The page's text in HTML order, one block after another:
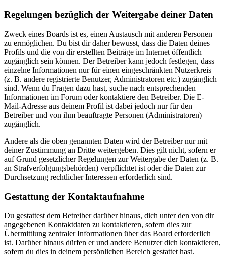
Regelungen bezüglich der Weitergabe deiner Daten
Zweck eines Boards ist es, einen Austausch mit anderen Personen
zu ermöglichen. Du bist dir daher bewusst, dass die Daten deines
Profils und die von dir erstellten Beiträge im Internet öffentlich
zugänglich sein können. Der Betreiber kann jedoch festlegen, dass
einzelne Informationen nur für einen eingeschränkten Nutzerkreis
(z. B. andere registrierte Benutzer, Administratoren etc.) zugänglich
sind. Wenn du Fragen dazu hast, suche nach entsprechenden
Informationen im Forum oder kontaktiere den Betreiber. Die E-
Mail-Adresse aus deinem Profil ist dabei jedoch nur für den
Betreiber und von ihm beauftragte Personen (Administratoren)
zugänglich.
Andere als die oben genannten Daten wird der Betreiber nur mit
deiner Zustimmung an Dritte weitergeben. Dies gilt nicht, sofern er
auf Grund gesetzlicher Regelungen zur Weitergabe der Daten (z. B.
an Strafverfolgungsbehörden) verpflichtet ist oder die Daten zur
Durchsetzung rechtlicher Interessen erforderlich sind.
Gestattung der Kontaktaufnahme
Du gestattest dem Betreiber darüber hinaus, dich unter den von dir
angegebenen Kontaktdaten zu kontaktieren, sofern dies zur
Übermittlung zentraler Informationen über das Board erforderlich
ist. Darüber hinaus dürfen er und andere Benutzer dich kontaktieren,
sofern du dies in deinem persönlichen Bereich gestattet hast.